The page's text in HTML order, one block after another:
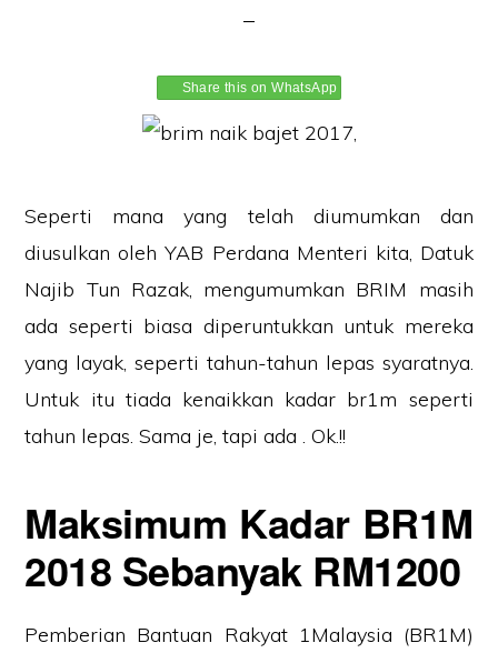
Share this on WhatsApp
Seperti mana yang telah diumumkan dan
diusulkan oleh YAB Perdana Menteri kita, Datuk
Najib Tun Razak, mengumumkan BRIM masih
ada seperti biasa diperuntukkan untuk mereka
yang layak, seperti tahun-tahun lepas syaratnya.
Untuk itu tiada kenaikkan kadar br1m seperti
tahun lepas. Sama je, tapi ada . Ok.!!
Maksimum Kadar BR1M
2018 Sebanyak RM1200
Pemberian Bantuan Rakyat 1Malaysia (BR1M)